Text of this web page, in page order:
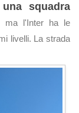
squadra
ma l'Inter ha le
livelli. La strada